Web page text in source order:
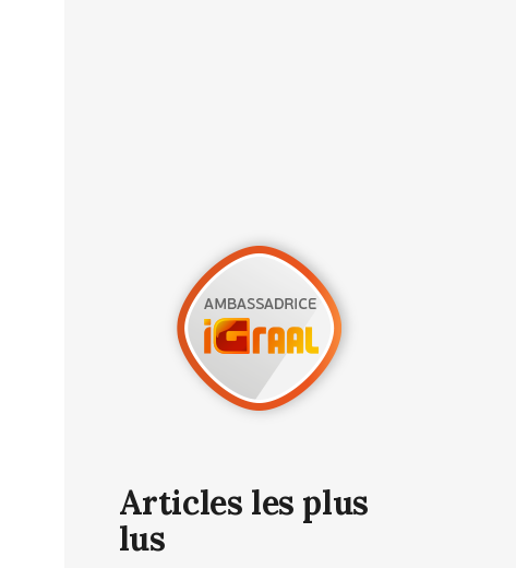
Articles les plus
lus